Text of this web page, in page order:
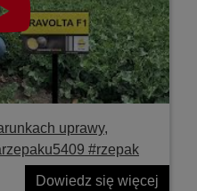
uprawy,
#rzepak
Dowiedz się więcej